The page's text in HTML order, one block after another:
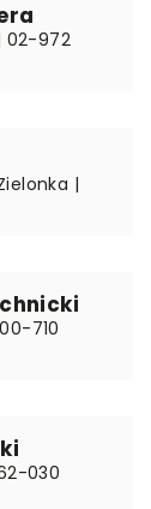
02-972
|
710
030